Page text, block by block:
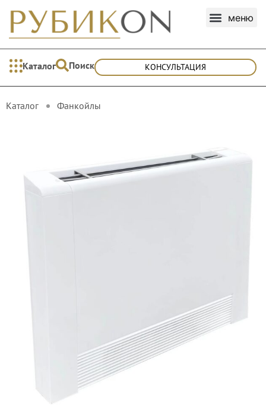
Каталог Поиск КОНСУЛЬТАЦИЯ
Каталог Фанкойлы